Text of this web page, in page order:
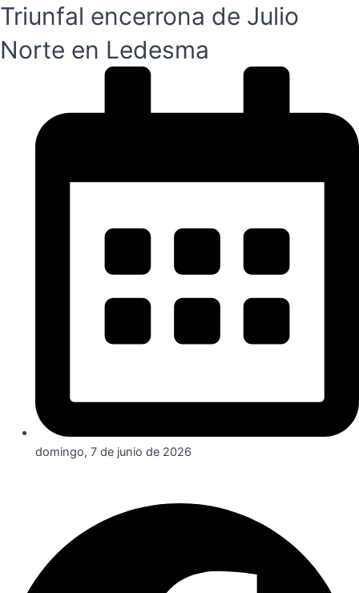
Triunfal encerrona de Julio
Norte en Ledesma
domingo, 7 de junio de 2026